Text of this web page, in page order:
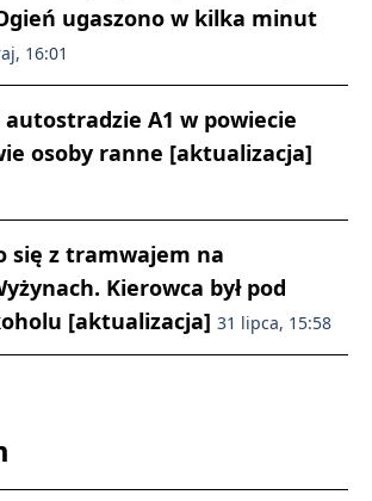
ugaszono w kilka minut
16:01
A1 w powiecie
osoby ranne [aktualizacja]
się z tramwajem na
Kierowca był pod
[aktualizacja] 31 lipca, 15:58